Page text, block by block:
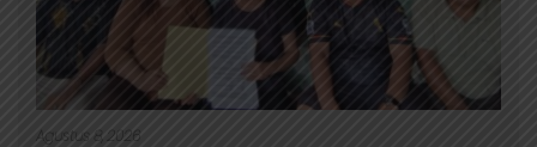
Agustus 8, 2026